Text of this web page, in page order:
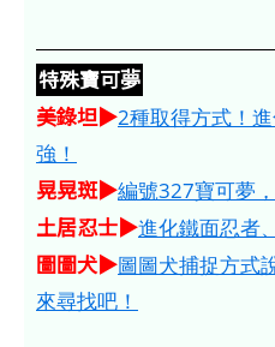
特殊寶可夢
美錄坦▶2種取得方式！
強！
晃晃斑▶編號327寶可夢
土居忍士▶進化鐵面忍者
圖圖犬▶圖圖犬捕捉方式
來尋找吧！